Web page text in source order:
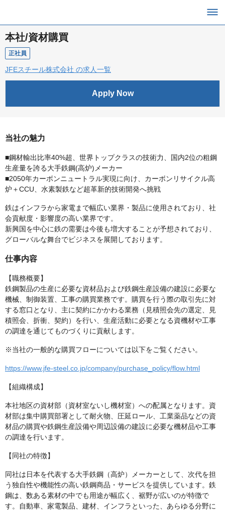
本社/資材購買
正社員
JFEスチール株式会社 の求人一覧
Apply Now
当社の魅力
■鋼材輸出比率40%超、世界トップクラスの技術力、国内2位の粗鋼
生産量を誇る大手鉄鋼(高炉)メーカー
■2050年カーボンニュートラル実現に向け、カーボンリサイクル高
炉＋CCU、水素製鉄など超革新的技術開発へ挑戦
鉄はインフラから家電まで幅広い業界・製品に使用されており、社
会貢献度・影響度の高い業界です。
新興国を中心に鉄の需要は今後も増大することが予想されており、
グローバルな舞台でビジネスを展開しております。
仕事内容
【職務概要】
鉄鋼製品の生産に必要な資材品および鉄鋼生産設備の建設に必要な
機械、制御装置、工事の購買業務です。購買を行う際の取引先に対
する窓口となり、主に契約にかかわる業務（見積照会先の選定、見
積照会、折衝、契約）を行い、生産活動に必要となる資機材や工事
の調達を通じてものづくりに貢献します。
※当社の一般的な購買フローについては以下をご覧ください。
https://www.jfe-steel.co.jp/company/purchase_policy/flow.html
【組織構成】
本社地区の資材部（資材室ないし機材室）への配属となります。資
材部は集中購買部署として耐火物、圧延ロール、工業薬品などの資
材品の購買や鉄鋼生産設備や周辺設備の建設に必要な機材品や工事
の調達を行います。
【同社の特徴】
同社は日本を代表する大手鉄鋼（高炉）メーカーとして、次代を担
う独自性や機能性の高い鉄鋼商品・サービスを提供しています。鉄
鋼は、数ある素材の中でも用途が幅広く、裾野が広いのが特徴で
す。自動車、家電製品、建材、インフラといった、あらゆる分野に